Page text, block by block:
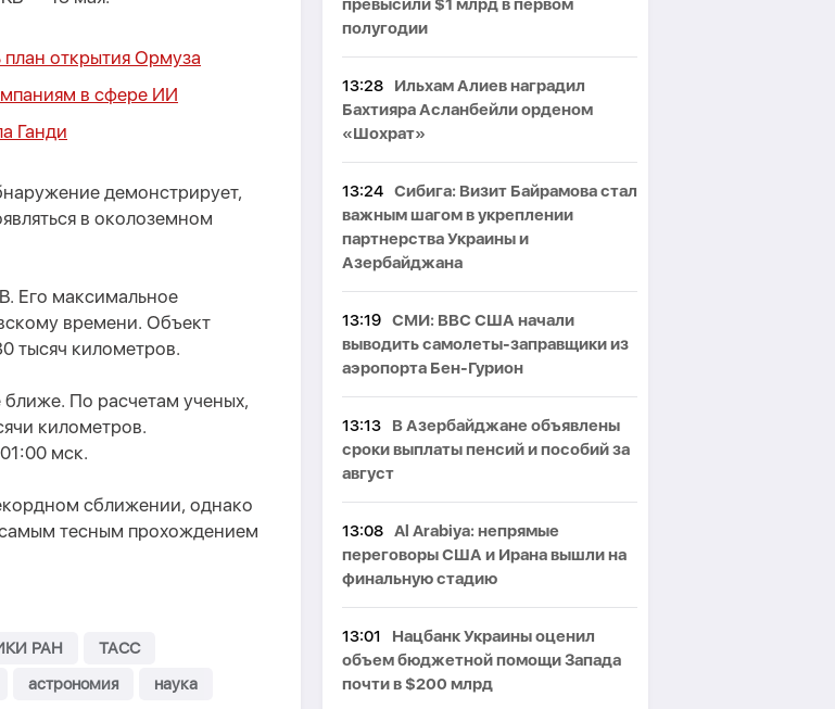
открытия Ормуза
в сфере ИИ
Ганди
демонстрирует,
в околоземном
Его максимальное
времени. Объект
тысяч километров.
По расчетам ученых,
километров.
мск.
сближении, однако
самым тесным прохождением
РАН
ТАСС
астрономия
наука
превысили $1 млрд в первом
полугодии
13:28
Ильхам Алиев наградил
Бахтияра Асланбейли орденом
«Шохрат»
13:24 Сибига: Визит Байрамова стал
важным шагом в укреплении
партнерства Украины и
Азербайджана
13:19 СМИ: ВВС США начали
выводить самолеты-заправщики из
аэропорта Бен-Гурион
13:13
В Азербайджане объявлены
сроки выплаты пенсий и пособий за
август
13:08 Al Arabiya: непрямые
переговоры США и Ирана вышли на
финальную стадию
13:01
Нацбанк Украины оценил
объем бюджетной помощи Запада
почти в $200 млрд